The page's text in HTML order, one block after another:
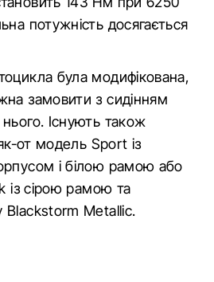
потужність досягається
була модифікована,
замовити з сидінням
Існують також
як-от модель Sport із
і білою рамою або
із сірою рамою та
Blackstorm Metallic.